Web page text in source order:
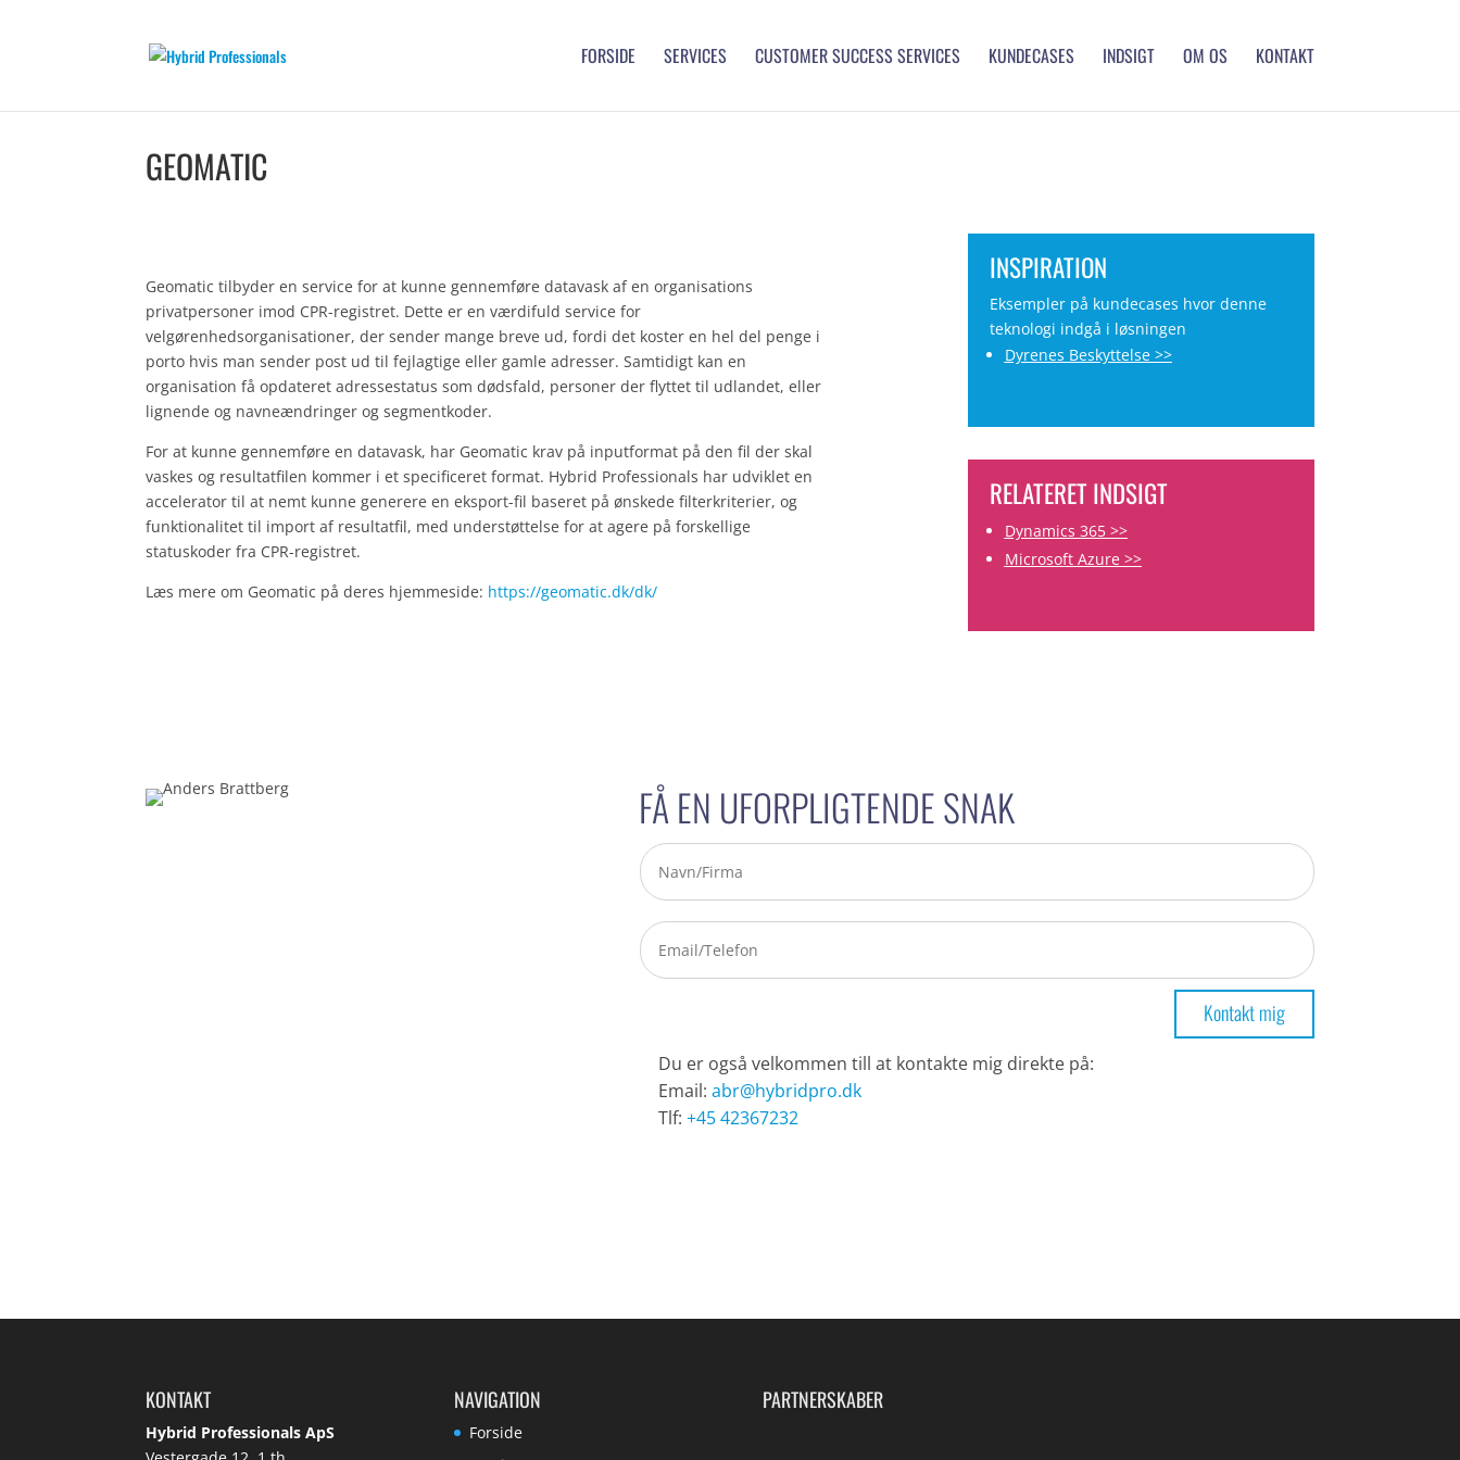
FORSIDE SERVICES CUSTOMER SUCCESS SERVICES KUNDECASES INDSIGT OM OS KONTAKT
GEOMATIC
Geomatic tilbyder en service for at kunne gennemføre datavask af en organisations
privatpersoner imod CPR-registret. Dette er en værdifuld service for
velgørenhedsorganisationer, der sender mange breve ud, fordi det koster en hel del penge i
porto hvis man sender post ud til fejlagtige eller gamle adresser. Samtidigt kan en
organisation få opdateret adressestatus som dødsfald, personer der flyttet til udlandet, eller
lignende og navneændringer og segmentkoder.
For at kunne gennemføre en datavask, har Geomatic krav på inputformat på den fil der skal
vaskes og resultatfilen kommer i et specificeret format. Hybrid Professionals har udviklet en
accelerator til at nemt kunne generere en eksport-fil baseret på ønskede filterkriterier, og
funktionalitet til import af resultatfil, med understøttelse for at agere på forskellige
statuskoder fra CPR-registret.
Læs mere om Geomatic på deres hjemmeside: https://geomatic.dk/dk/
INSPIRATION
Eksempler på kundecases hvor denne
teknologi indgå i løsningen
Dyrenes Beskyttelse >>
RELATERET INDSIGT
Dynamics 365 >>
Microsoft Azure >>
FÅ EN UFORPLIGTENDE SNAK
Kontakt mig
Du er også velkommen till at kontakte mig direkte på:
Email:abr@hybridpro.dk
Tlf:+45 42367232
KONTAKT
Hybrid Professionals ApS
NAVIGATION
Forside
PARTNERSKABER